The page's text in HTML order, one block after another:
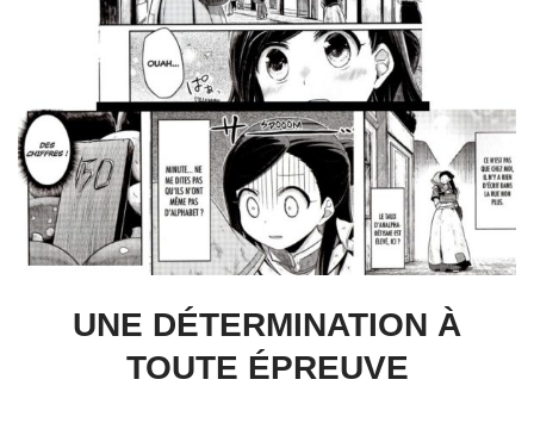
UNE DÉTERMINATION À
TOUTE ÉPREUVE